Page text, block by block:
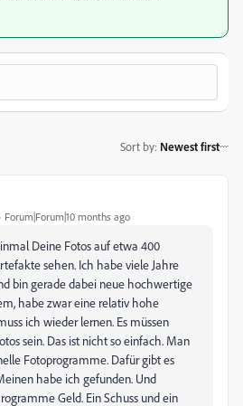
Sort by: Newest first
Forum|Forum|10 months ago
Deine Fotos auf etwa 400
sehen. Ich habe viele Jahre
bin gerade dabei neue hochwertige
habe zwar eine relativ hohe
ich wieder lernen. Es müssen
sein. Das ist nicht so einfach. Man
Fotoprogramme. Dafür gibt es
habe ich gefunden. Und
Geld. Ein Schuss und ein